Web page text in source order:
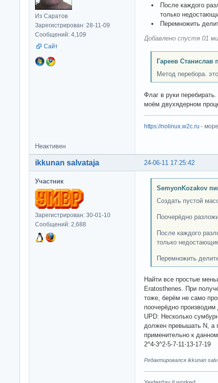
Из Саратов
Зарегистрирован: 28-11-09
Сообщений: 4,109
Сайт
После каждого
только
Перемножить
Добавлено спустя 01
Гареев Станислав
Метод перебора.
Флаг в руки
моём двухядерном
https://nolinux.w2c.ru -
Неактивен
24-06-11 17:25:42
ikkunan salvataja
Участник
Зарегистрирован: 30-01-10
Сообщений: 2,688
SemyonKozakov
Создать пустой
Поочерёдно
После каждого
только
Перемножить
Найти все простые
Eratosthenes. При
тоже, берём не само
поочерёдно
UPD: Несколько
должен превышать N, а
применительно к
2^4⋅3^2⋅5⋅7⋅11⋅13⋅17⋅19
Редактировался ikkunan